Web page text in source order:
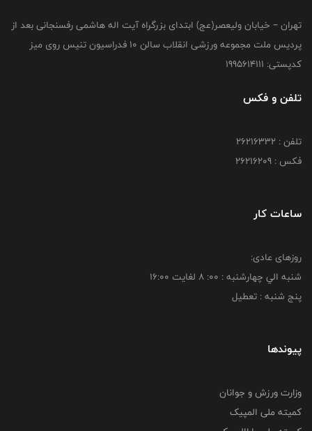
تهران – خیابان ولیعصر(عج) ابتدای بزرگراه آیت اله هاشمی رفسنجانی بعد از
پردیس ملت مجموعه ورزشی انقلاب سالن 10 فدراسیون تنیس روی میز
کدپستی: 1995614111
تلفن و فکس
تلفن : 26216332
فکس : 26216209
ساعات کار
روزهای عادی:
شنبه الي چهارشنبه : 00: 8 لغايت 16:00
پنج شنبه : تعطیل
پیوندها
وزارت ورزش و جوانان
کمیته ملی المپیک